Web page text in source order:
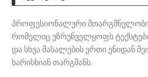
პროფესიონალური
რომელიც უზრუნველყოფს
და სხვა მასალების ერთი ენიდან
ხარისხიან თარგმანს.